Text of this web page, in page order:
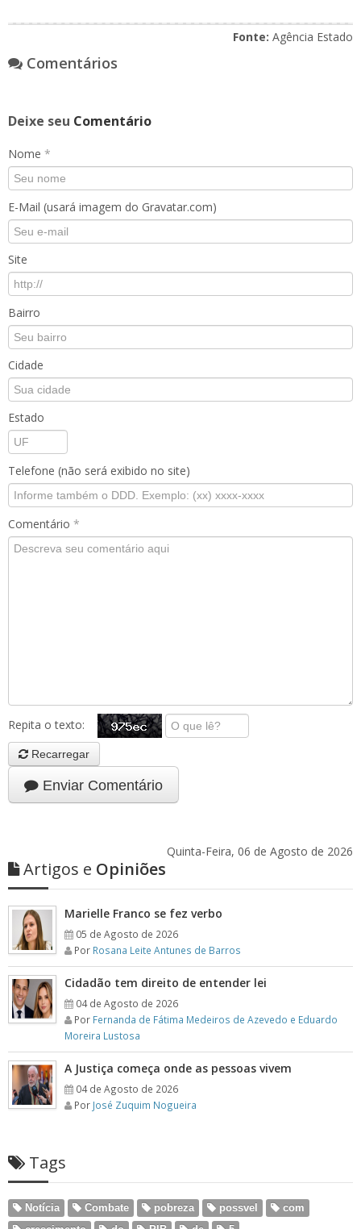
Fonte: Agência Estado
Comentários
Deixe seu Comentário
Nome *
E-Mail (usará imagem do Gravatar.com)
Site
Bairro
Cidade
Estado
Telefone (não será exibido no site)
Comentário *
Repita o texto:
Recarregar
Enviar Comentário
Quinta-Feira, 06 de Agosto de 2026
Artigos e Opiniões
Marielle Franco se fez verbo
05 de Agosto de 2026
Por Rosana Leite Antunes de Barros
Cidadão tem direito de entender lei
04 de Agosto de 2026
Por Fernanda de Fátima Medeiros de Azevedo e Eduardo
Moreira Lustosa
A Justiça começa onde as pessoas vivem
04 de Agosto de 2026
Por José Zuquim Nogueira
Tags
Notícia Combate pobreza possvel
com